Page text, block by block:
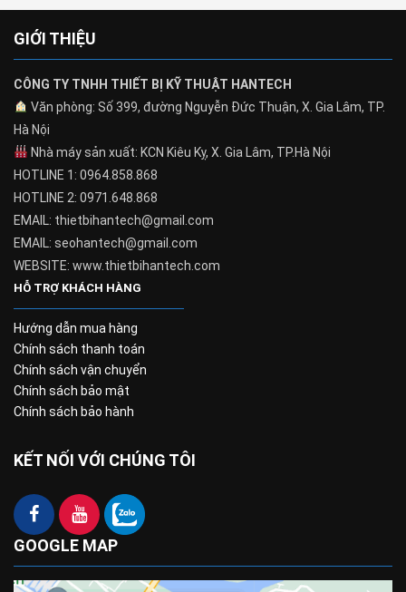
GIỚI THIỆU
CÔNG TY TNHH THIẾT BỊ KỸ THUẬT HANTECH
Văn phòng: Số 399, đường Nguyễn Đức Thuận, X. Gia Lâm, TP.
Hà Nội
Nhà máy sản xuất: KCN Kiêu Kỵ, X. Gia Lâm, TP.Hà Nội
HOTLINE 1: 0964.858.868
HOTLINE 2: 0971.648.868
EMAIL: thietbihantech@gmail.com
EMAIL: seohantech@gmail.com
WEBSITE: www.thietbihantech.com
HỖ TRỢ KHÁCH HÀNG
Hướng dẫn mua hàng
Chính sách thanh toán
Chính sách vận chuyển
Chính sách bảo mật
Chính sách bảo hành
KẾT NỐI VỚI CHÚNG TÔI
GOOGLE MAP